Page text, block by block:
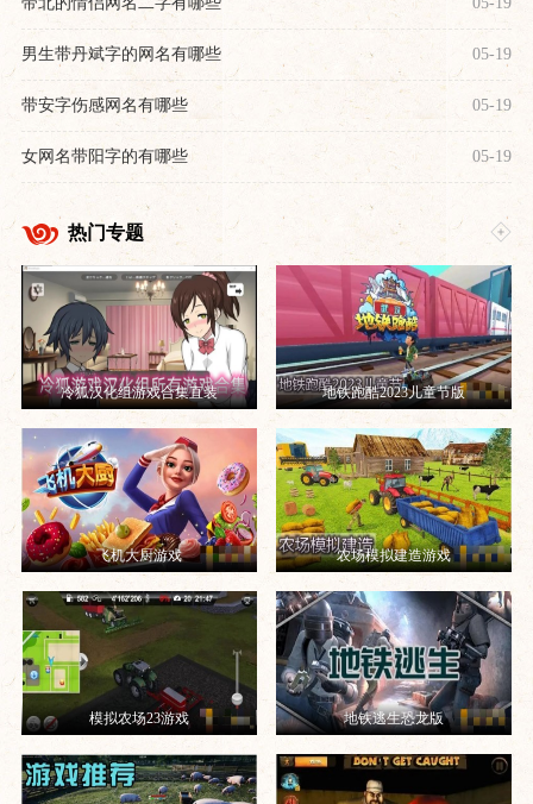
男生带丹斌字的网名有哪些 05-19
带安字伤感网名有哪些 05-19
女网名带阳字的有哪些 05-19
热门专题
冷狐汉化组游戏合集直装 地铁跑酷2023儿童节版
飞机大厨游戏 农场模拟建造游戏
模拟农场23游戏 地铁逃生恐龙版